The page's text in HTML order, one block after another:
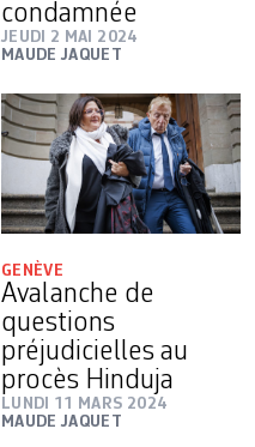
condamnée
JEUDI 2 MAI 2024
MAUDE JAQUET
GENÈVE
Avalanche de
questions
préjudicielles au
procès Hinduja
LUNDI 11 MARS 2024
MAUDE JAQUET